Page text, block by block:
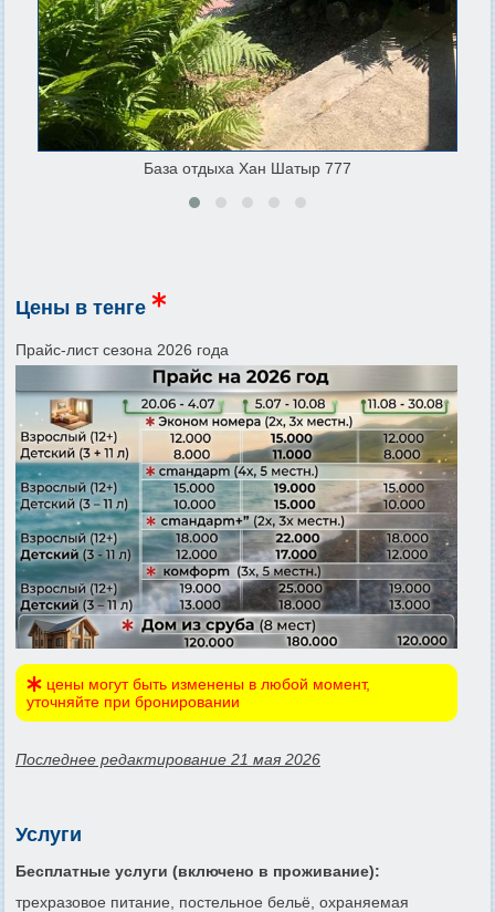
База отдыха Хан Шатыр 777
Цены в тенге
Прайс-лист сезона 2026 года
цены могут быть изменены в любой момент,
уточняйте при бронировании
Последнее редактирование 21 мая 2026
Услуги
Бесплатные услуги (включено в проживание):
трехразовое питание, постельное бельё, охраняемая